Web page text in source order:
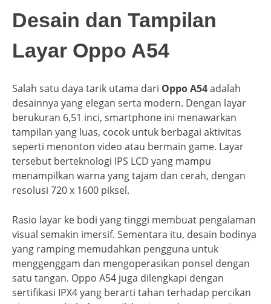
Desain dan Tampilan
Layar Oppo A54
Salah satu daya tarik utama dari Oppo A54adalah
desainnya yang elegan serta modern. Dengan layar
berukuran 6,51 inci, smartphone ini menawarkan
tampilan yang luas, cocok untuk berbagai aktivitas
seperti menonton video atau bermain game. Layar
tersebut berteknologi IPS LCD yang mampu
menampilkan warna yang tajam dan cerah, dengan
resolusi 720 x 1600 piksel.
Rasio layar ke bodi yang tinggi membuat pengalaman
visual semakin imersif. Sementara itu, desain bodinya
yang ramping memudahkan pengguna untuk
menggenggam dan mengoperasikan ponsel dengan
satu tangan. Oppo A54 juga dilengkapi dengan
sertifikasi IPX4 yang berarti tahan terhadap percikan